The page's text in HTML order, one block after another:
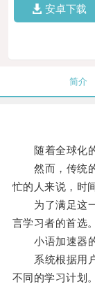
安卓下载
简介
随着全球化的
然而，传统的
忙的人来说，时
为了满足这一
言学习者的首选。
小语加速器的
系统根据用户
不同的学习计划。